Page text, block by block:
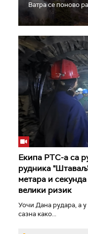
Ватра се поново
Екипа РТС-а са
рудника
метара и
велики ризик
Уочи Дана рудара, а
сазна како...